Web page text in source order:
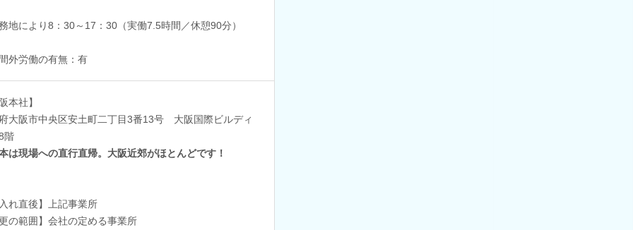
地により8：30～17：30（実働7.5時間／休憩90分）
外労働の有無：有
本社】
大阪市中央区安土町二丁目3番13号 大阪国際ビルディ
階
は現場への直行直帰。大阪近郊がほとんどです！
れ直後】上記事業所
の範囲】会社の定める事業所